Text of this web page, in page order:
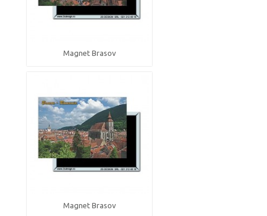
Magnet Brasov
Magnet Brasov